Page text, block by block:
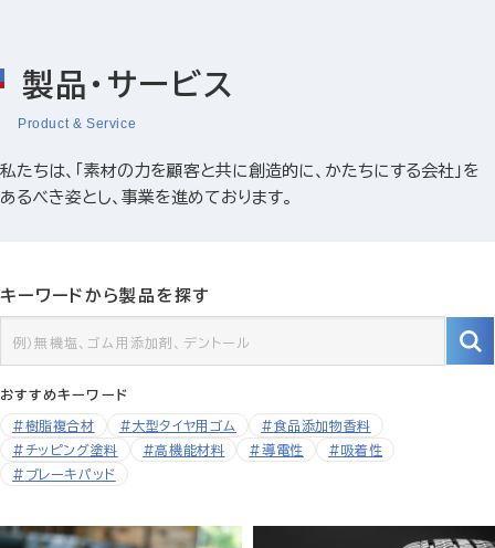
製品・サービス
Product & Service
私たちは、「素材の力を顧客と共に創造的に、かたちにする会社」を
あるべき姿とし、事業を進めております。
キーワードから製品を探す
おすすめキーワード
樹脂複合材 大型タイヤ用ゴム
食品添加物香料
チッピング塗料
高機能材料 導電性
吸着性
ブレーキパッド